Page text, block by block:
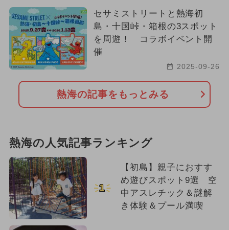
セサミストリートと熱海初
島・十国峠・箱根の3スポット
を周遊！ コラボイベント開
催
2025-09-26
熱海の記事をもっとみる
熱海の人気記事ランキング
1
【初島】親子におすす
め遊びスポット9選 空
中アスレチック＆謎解
き体験＆プール満喫